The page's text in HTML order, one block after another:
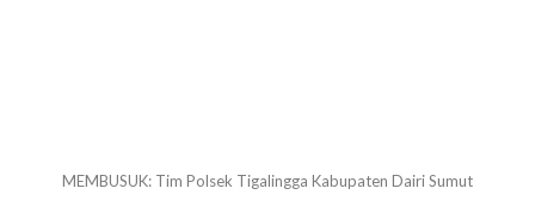
MEMBUSUK: Tim Polsek Tigalingga Kabupaten Dairi Sumut